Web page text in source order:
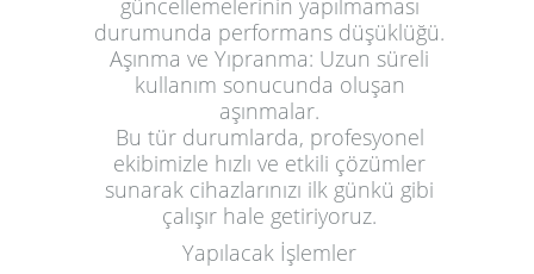
güncellemelerinin yapılmaması
durumunda performans düşüklüğü.
Aşınma ve Yıpranma: Uzun süreli
kullanım sonucunda oluşan
aşınmalar.
Bu tür durumlarda, profesyonel
ekibimizle hızlı ve etkili çözümler
sunarak cihazlarınızı ilk günkü gibi
çalışır hale getiriyoruz.
Yapılacak İşlemler